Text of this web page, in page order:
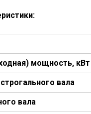
мощность, кВт
вала
вала